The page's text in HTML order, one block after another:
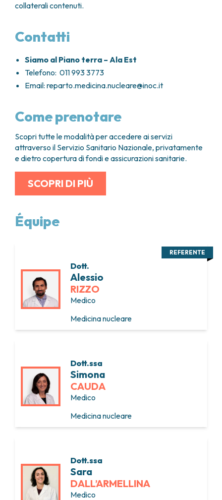
collaterali contenuti.
Contatti
Siamo al Piano terra – Ala Est
Telefono: 011 993 3773
Email: reparto.medicina.nucleare@inoc.it
Come prenotare
Scopri tutte le modalità per accedere ai servizi
attraverso il Servizio Sanitario Nazionale, privatamente
e dietro copertura di fondi e assicurazioni sanitarie.
SCOPRI DI PIÙ
Équipe
Dott.
Alessio
RIZZO
Medico
Medicina nucleare
REFERENTE
Dott.ssa
Simona
CAUDA
Medico
Medicina nucleare
Dott.ssa
Sara
DALL’ARMELLINA
Medico